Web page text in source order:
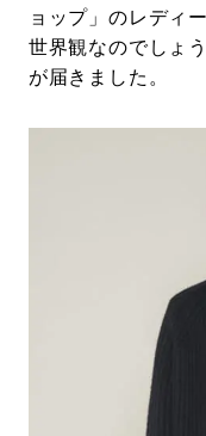
ョップ」のレディ
世界観なのでしょ
が届きました。